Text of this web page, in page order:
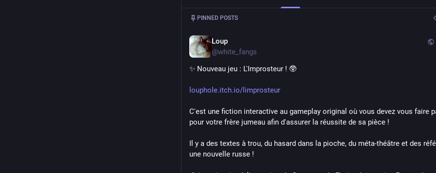
PINNED POSTS
Loup
@white_fangs
✨ Nouveau jeu : L'Improsteur ! 🥸
louphole.itch.io/limprosteur
C'est une fiction interactive au gameplay original où vous devez vous faire
pour votre frère jumeau afin d'assurer la réussite de sa pièce !
Il y a des textes à trou, du hasard dans la pioche, du méta-théâtre et des
une nouvelle russe !